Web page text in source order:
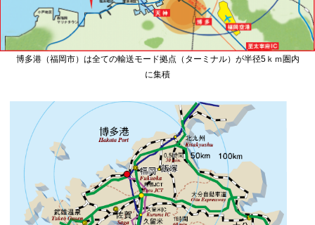
博多港（福岡市）は全ての輸送モード拠点（ターミナル）が半径5ｋｍ圏内
に集積